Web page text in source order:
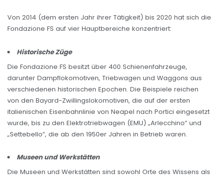
Von 2014 (dem ersten Jahr ihrer Tätigkeit) bis 2020 hat sich die
Fondazione FS auf vier Hauptbereiche konzentriert:
Historische Züge
Die Fondazione FS besitzt über 400 Schienenfahrzeuge,
darunter Dampflokomotiven, Triebwagen und Waggons aus
verschiedenen historischen Epochen. Die Beispiele reichen
von den Bayard-Zwillingslokomotiven, die auf der ersten
italienischen Eisenbahnlinie von Neapel nach Portici eingesetzt
wurde, bis zu den Elektrotriebwagen (EMU) „Arlecchino“ und
„Settebello“, die ab den 1950er Jahren in Betrieb waren.
Museen und Werkstätten
Die Museen und Werkstätten sind sowohl Orte des Wissens als